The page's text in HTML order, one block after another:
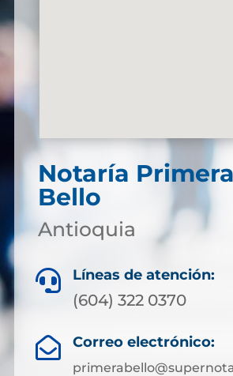
Notaría
Bello
Antioquia
 Líneas de atención:
(604) 322 0370
 Correo electrónico: